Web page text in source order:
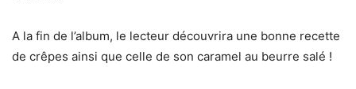
A la fin de l’album, le lecteur découvrira une bonne recette
de crêpes ainsi que celle de son caramel au beurre salé !